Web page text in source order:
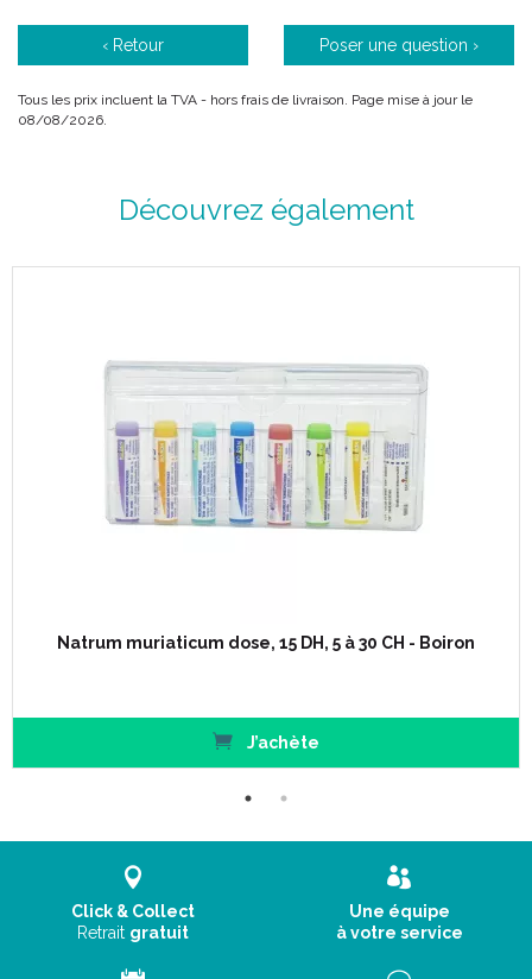
‹ Retour Poser une question ›
Tous les prix incluent la TVA - hors frais de livraison. Page mise à jour le
08/08/2026.
Découvrez également
Natrum muriaticum dose, 15 DH, 5 à 30 CH - Boiron
J’achète
Click & Collect
Retrait gratuit
Une équipe
à votre service